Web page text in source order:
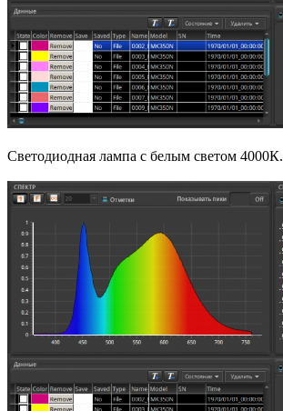
Светодиодная лампа с белым светом 4000К.